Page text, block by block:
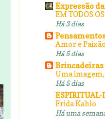
Expressão
EM TODOS
Há 3 dias
Amor e Paixão
Há 5 dias
Brincadeiras
Uma
Há 5 dias
ESPIRITUAL-
Frida Kahlo
Há uma